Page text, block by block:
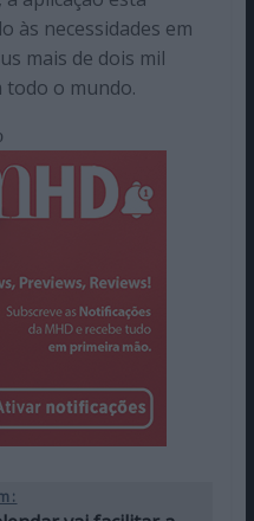
às necessidades em
mais de dois mil
todo o mundo.